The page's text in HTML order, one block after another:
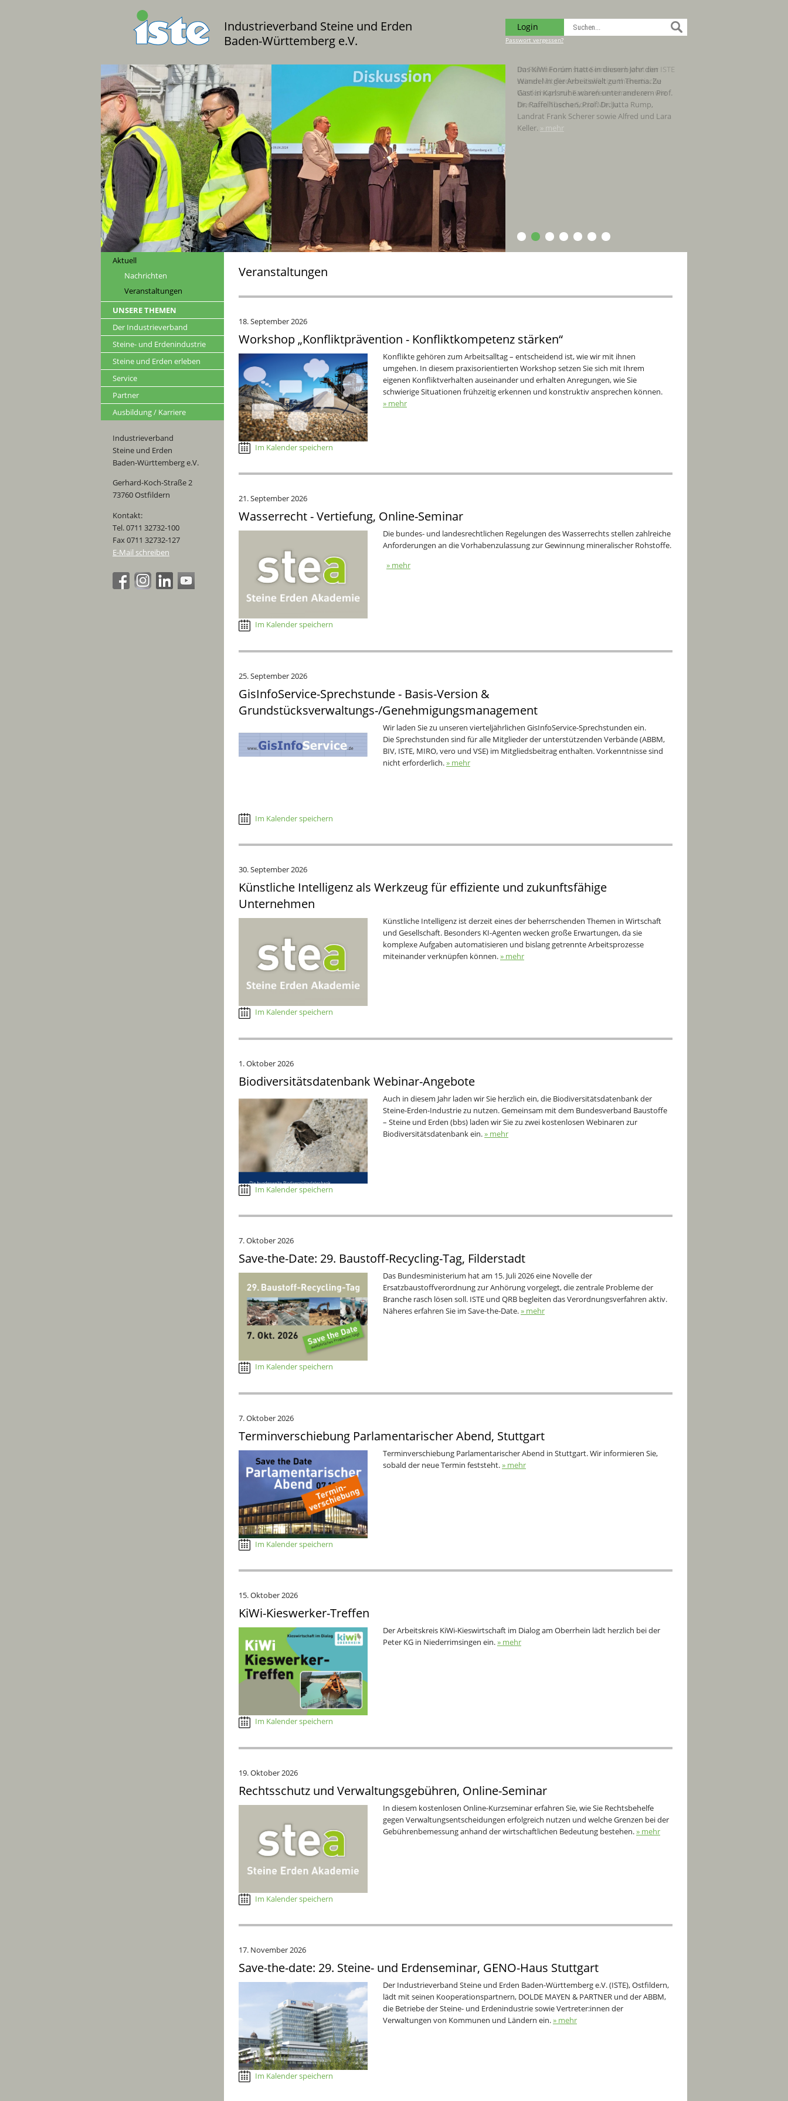
Industrieverband Steine und Erden
Baden-Württemberg e.V.
Login
Passwort vergessen?
Das KiWi Forum hatte in diesem Jahr den
Wandel in der Arbeitswelt zum Thema. Zu
Gast in Karlsruhe waren unter anderem Prof.
Dr. Raffelhüschen, Prof. Dr. Jutta Rump,
Landrat Frank Scherer sowie Alfred und Lara
Keller. » mehr
Aktuell
Nachrichten
Veranstaltungen
UNSERE THEMEN
Der Industrieverband
Steine- und Erdenindustrie
Steine und Erden erleben
Service
Partner
Ausbildung / Karriere
Industrieverband
Steine und Erden
Baden-Württemberg e.V.
Gerhard-Koch-Straße 2
73760 Ostfildern
Kontakt:
Tel. 0711 32732-100
Fax 0711 32732-127
E-Mail schreiben
Veranstaltungen
18. September 2026
Workshop „Konfliktprävention - Konfliktkompetenz stärken“
Konflikte gehören zum Arbeitsalltag – entscheidend ist, wie wir mit ihnen
umgehen. In diesem praxisorientierten Workshop setzen Sie sich mit Ihrem
eigenen Konfliktverhalten auseinander und erhalten Anregungen, wie Sie
schwierige Situationen frühzeitig erkennen und konstruktiv ansprechen können.
» mehr
Im Kalender speichern
21. September 2026
Wasserrecht - Vertiefung, Online-Seminar
Die bundes- und landesrechtlichen Regelungen des Wasserrechts stellen zahlreiche
Anforderungen an die Vorhabenzulassung zur Gewinnung mineralischer Rohstoffe.
» mehr
Im Kalender speichern
25. September 2026
GisInfoService-Sprechstunde - Basis-Version &
Grundstücksverwaltungs-/Genehmigungsmanagement
Wir laden Sie zu unseren vierteljährlichen GisInfoService-Sprechstunden ein.
Die Sprechstunden sind für alle Mitglieder der unterstützenden Verbände (ABBM,
BIV, ISTE, MIRO, vero und VSE) im Mitgliedsbeitrag enthalten. Vorkenntnisse sind
nicht erforderlich.» mehr
Im Kalender speichern
30. September 2026
Künstliche Intelligenz als Werkzeug für effiziente und zukunftsfähige
Unternehmen
Künstliche Intelligenz ist derzeit eines der beherrschenden Themen in Wirtschaft
und Gesellschaft. Besonders KI-Agenten wecken große Erwartungen, da sie
komplexe Aufgaben automatisieren und bislang getrennte Arbeitsprozesse
miteinander verknüpfen können.» mehr
Im Kalender speichern
1. Oktober 2026
Biodiversitätsdatenbank Webinar-Angebote
Auch in diesem Jahr laden wir Sie herzlich ein, die Biodiversitätsdatenbank der
Steine-Erden-Industrie zu nutzen. Gemeinsam mit dem Bundesverband Baustoffe
– Steine und Erden (bbs) laden wir Sie zu zwei kostenlosen Webinaren zur
Biodiversitätsdatenbank ein.» mehr
Im Kalender speichern
7. Oktober 2026
Save-the-Date: 29. Baustoff-Recycling-Tag, Filderstadt
Das Bundesministerium hat am 15. Juli 2026 eine Novelle der
Ersatzbaustoffverordnung zur Anhörung vorgelegt, die zentrale Probleme der
Branche rasch lösen soll. ISTE und QRB begleiten das Verordnungsverfahren aktiv.
Näheres erfahren Sie im Save-the-Date.» mehr
Im Kalender speichern
7. Oktober 2026
Terminverschiebung Parlamentarischer Abend, Stuttgart
Terminverschiebung Parlamentarischer Abend in Stuttgart. Wir informieren Sie,
sobald der neue Termin feststeht.» mehr
Im Kalender speichern
15. Oktober 2026
KiWi-Kieswerker-Treffen
Der Arbeitskreis KiWi-Kieswirtschaft im Dialog am Oberrhein lädt herzlich bei der
Peter KG in Niederrimsingen ein.» mehr
Im Kalender speichern
19. Oktober 2026
Rechtsschutz und Verwaltungsgebühren, Online-Seminar
In diesem kostenlosen Online-Kurzseminar erfahren Sie, wie Sie Rechtsbehelfe
gegen Verwaltungsentscheidungen erfolgreich nutzen und welche Grenzen bei der
Gebührenbemessung anhand der wirtschaftlichen Bedeutung bestehen.» mehr
Im Kalender speichern
17. November 2026
Save-the-date: 29. Steine- und Erdenseminar, GENO-Haus Stuttgart
Der Industrieverband Steine und Erden Baden-Württemberg e.V. (ISTE), Ostfildern,
lädt mit seinen Kooperationspartnern, DOLDE MAYEN & PARTNER und der ABBM,
die Betriebe der Steine- und Erdenindustrie sowie Vertreter:innen der
Verwaltungen von Kommunen und Ländern ein.» mehr
Im Kalender speichern